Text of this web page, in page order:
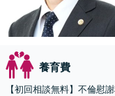
養育費
【初回相談無料】不倫慰